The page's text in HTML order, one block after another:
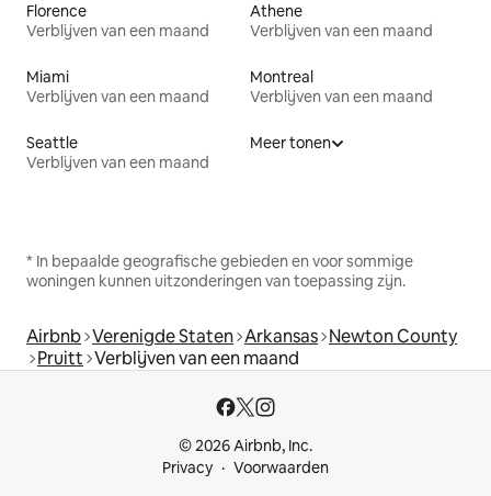
Florence
Verblijven van een maand
Athene
Verblijven van een maand
Miami
Verblijven van een maand
Montreal
Verblijven van een maand
Seattle
Verblijven van een maand
Meer tonen
* In bepaalde geografische gebieden en voor sommige
woningen kunnen uitzonderingen van toepassing zijn.
Airbnb Verenigde Staten Arkansas Newton County
Pruitt Verblijven van een maand
© 2026 Airbnb, Inc.
Privacy
Voorwaarden